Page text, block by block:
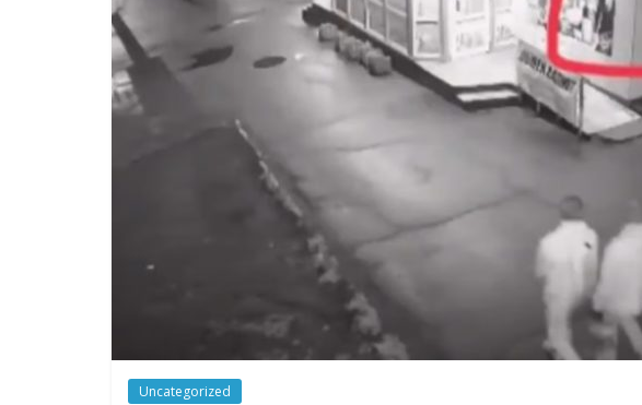
Uncategorized